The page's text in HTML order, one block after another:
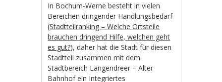
In Bochum-Werne besteht in vielen
Bereichen dringender Handlungsbedarf
(Stadtteilranking – Welche Ortsteile
brauchen dringend Hilfe, welchen geht
es gut?), daher hat die Stadt für diesen
Stadtteil zusammen mit dem
Stadtbereich Langendreer – Alter
Bahnhof ein Integriertes